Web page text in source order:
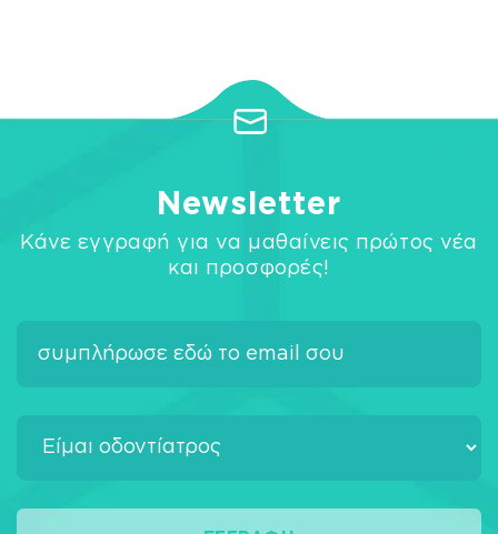
Newsletter
Κάνε εγγραφή για να μαθαίνεις πρώτος νέα
και προσφορές!